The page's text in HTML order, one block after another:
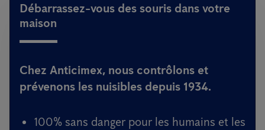
Débarrassez-vous des souris dans votre
maison
Chez Anticimex, nous contrôlons et
prévenons les nuisibles depuis 1934.
100% sans danger pour les humains et les